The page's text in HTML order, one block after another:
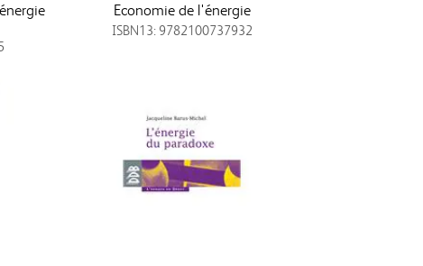
Economie de l'énergie
ISBN13: 9782100737932